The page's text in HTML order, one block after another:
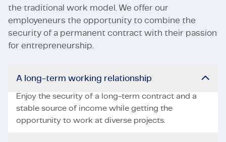
the traditional work model. We offer our
employeneurs the opportunity to combine the
security of a permanent contract with their passion
for entrepreneurship.
A long-term working relationship
Enjoy the security of a long-term contract and a
stable source of income while getting the
opportunity to work at diverse projects.